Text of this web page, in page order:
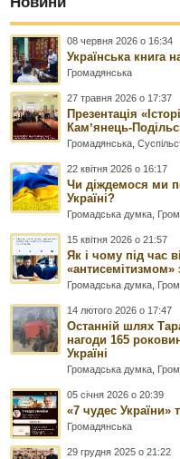
08 червня 2026 о 16:34
Українська книга
Громадянська
27 травня 2026 о 17:37
Презентація
Камʼянець-
Громадянська ,
22 квітня 2026 о 16:17
Чи діждемося ми
Україні?
Громадська думка
15 квітня 2026 о 21:57
Як і чому під час
«антисемітизмом»
Громадська думка
14 лютого 2026 о 17:47
Останній шлях
нагоди 165
Україні
Громадська думка
05 січня 2026 о 20:39
«7 чудес України»
Громадянська
29 грудня 2025 о 21:22